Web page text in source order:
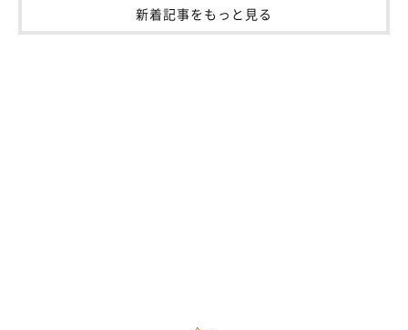
新着記事をもっと見る